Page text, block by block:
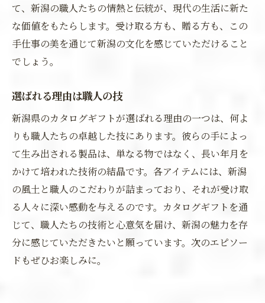
て、新潟の職人たちの情熱と伝統が、現代の生活に新た
な価値をもたらします。受け取る方も、贈る方も、この
手仕事の美を通じて新潟の文化を感じていただけること
でしょう。
選ばれる理由は職人の技
新潟県のカタログギフトが選ばれる理由の一つは、何よ
りも職人たちの卓越した技にあります。彼らの手によっ
て生み出される製品は、単なる物ではなく、長い年月を
かけて培われた技術の結晶です。各アイテムには、新潟
の風土と職人のこだわりが詰まっており、それが受け取
る人々に深い感動を与えるのです。カタログギフトを通
じて、職人たちの技術と心意気を届け、新潟の魅力を存
分に感じていただきたいと願っています。次のエピソー
ドもぜひお楽しみに。